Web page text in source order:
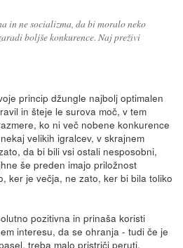
in ne socializma, da bi moralo neko
boljše konkurence. Naj preživi
princip džungle najbolj optimalen
in šteje le surova moč, v tem
ko ni več nobene konkurence
velikih igralcev, v skrajnem
da bi bili vsi ostali nesposobni,
še preden imajo priložnost
ker je večja, ne zato, ker bi bila toliko
pozitivna in prinaša koristi
interesu, da se ohranja - tudi če je
treba malo pristriči peruti.